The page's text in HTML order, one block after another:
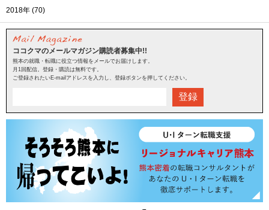
2018年 (70)
ココクマのメールマガジン購読者募集中!!
熊本の就職・転職に役立つ情報をメールでお届けします。
月1回配信。登録・購読は無料です。
ご登録されたいE-mailアドレスを入力し、登録ボタンを押してください。
登録